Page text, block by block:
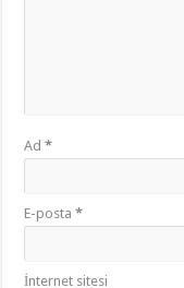
Ad*
E-posta*
İnternet sitesi